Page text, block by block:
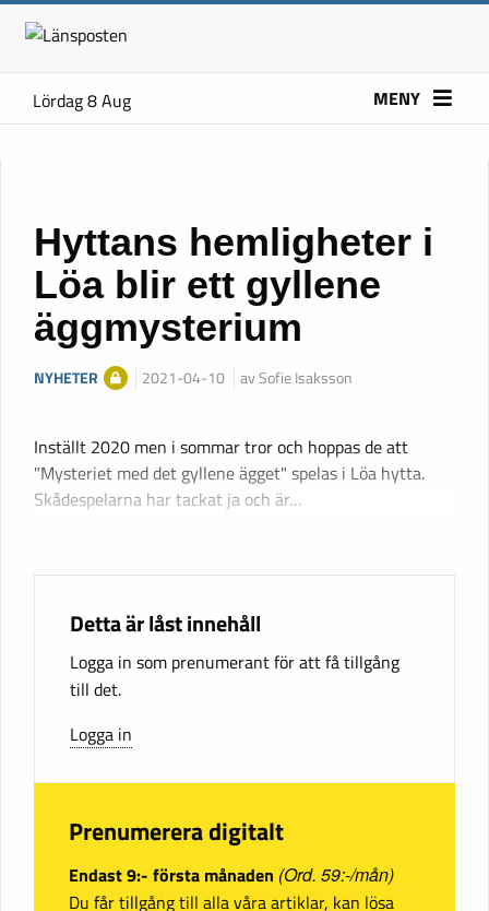
Lördag 8 Aug MENY
Hyttans hemligheter i
Löa blir ett gyllene
äggmysterium
NYHETER 2021-04-10 av Sofie Isaksson
Inställt 2020 men i sommar tror och hoppas de att
"Mysteriet med det gyllene ägget" spelas i Löa hytta.
Skådespelarna har tackat ja och är…
Detta är låst innehåll
Logga in som prenumerant för att få tillgång
till det.
Logga in
Prenumerera digitalt
Endast 9:- första månaden (Ord. 59:-/mån)
Du får tillgång till alla våra artiklar, kan lösa